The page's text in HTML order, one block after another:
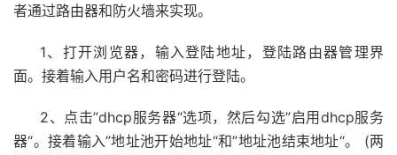
者通过路由器和防火墙来实现。
1、打开浏览器，输入登陆地址，登陆路由器管理界
面。接着输入用户名和密码进行登陆。
2、点击”dhcp服务器“选项，然后勾选”启用dhcp服务
器“。接着输入”地址池开始地址“和”地址池结束地址“。 (两